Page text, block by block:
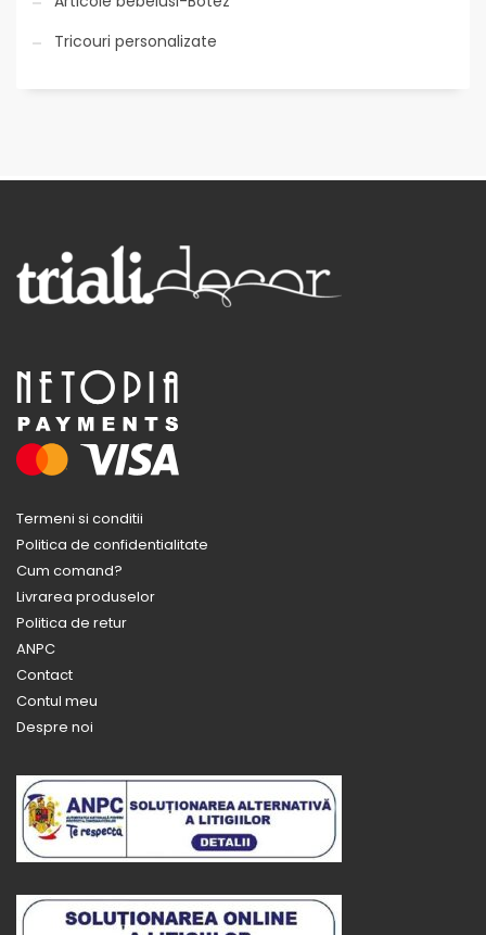
Tricouri personalizate
Termeni si conditii
Politica de confidentialitate
Cum comand?
Livrarea produselor
Politica de retur
ANPC
Contact
Contul meu
Despre noi